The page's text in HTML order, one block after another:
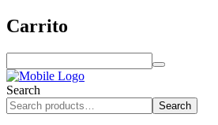
Carrito
e
a
r
c
Search
Search